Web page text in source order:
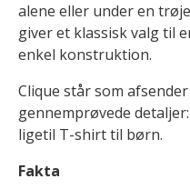
alene eller under en
giver et klassisk valg til
enkel konstruktion.
Clique står som
gennemprøvede
ligetil T-shirt til børn.
Fakta